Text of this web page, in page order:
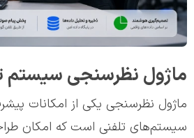
ماژول نظرسنجی سیستم
ماژول نظرسنجی یکی از امکانات
سیستم‌های تلفنی است که امکان